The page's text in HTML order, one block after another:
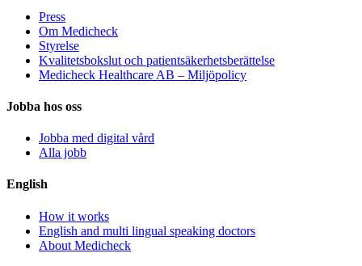
Press
Om Medicheck
Styrelse
Kvalitetsbokslut och patientsäkerhetsberättelse
Medicheck Healthcare AB – Miljöpolicy
Jobba hos oss
Jobba med digital vård
Alla jobb
English
How it works
English and multi lingual speaking doctors
About Medicheck